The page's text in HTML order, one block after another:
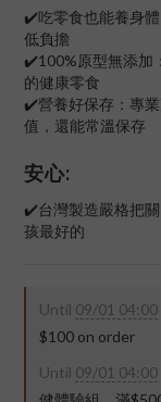
✔️吃零食也能養身
低負擔
✔️100%原型無添加
的健康零食
✔️營養好保存：專
值，還能常溫保存
安心:
✔️台灣製造嚴格把
孩最好的
Until 09/01 04:00
$100 on order
Until 09/01 04:00